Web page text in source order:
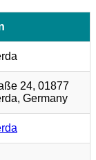
24, 01877
Germany